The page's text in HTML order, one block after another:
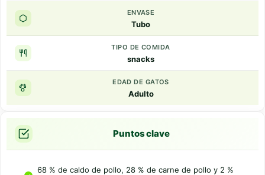
ENVASE
Tubo
TIPO DE COMIDA
snacks
EDAD DE GATOS
Adulto
Puntos clave
68 % de caldo de pollo, 28 % de carne de pollo y 2 %